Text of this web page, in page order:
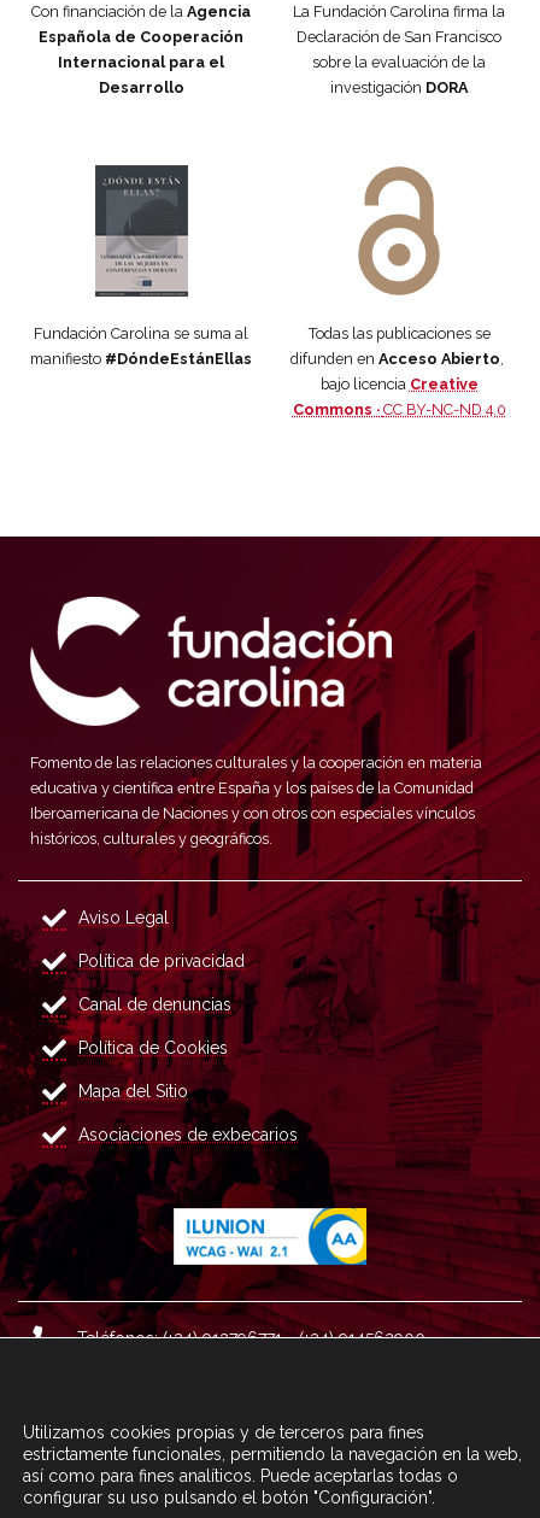
Con financiación de la Agencia
Española de Cooperación
Internacional para el
Desarrollo
La Fundación Carolina firma la
Declaración de San Francisco
sobre la evaluación de la
investigación DORA
Fundación Carolina se suma al
manifiesto #DóndeEstánEllas
Todas las publicaciones se
difunden en Acceso Abierto,
bajo licencia Creative
Commons · CC BY-NC-ND 4.0
Fomento de las relaciones culturales y la cooperación en materia
educativa y científica entre España y los países de la Comunidad
Iberoamericana de Naciones y con otros con especiales vínculos
históricos, culturales y geográficos.
Aviso Legal
Política de privacidad
Canal de denuncias
Política de Cookies
Mapa del Sitio
Asociaciones de exbecarios
Teléfonos: (+34) 913796771 - (+34) 914562900
Correo : informacion@fundacioncarolina.es
CONTACTA CON FCA TRAVÉS DEL
Utilizamos cookies propias y de terceros para fines
estrictamente funcionales, permitiendo la navegación en la web,
así como para fines analíticos. Puede aceptarlas todas o
configurar su uso pulsando el botón "Configuración".